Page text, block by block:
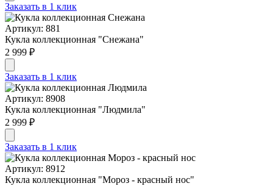
Заказать в 1 клик
Артикул: 881
Кукла коллекционная "Cнежана"
2 999 ₽
Заказать в 1 клик
Артикул: 8908
Кукла коллекционная "Людмила"
2 999 ₽
Заказать в 1 клик
Артикул: 8912
Кукла коллекционная "Мороз - красный нос"